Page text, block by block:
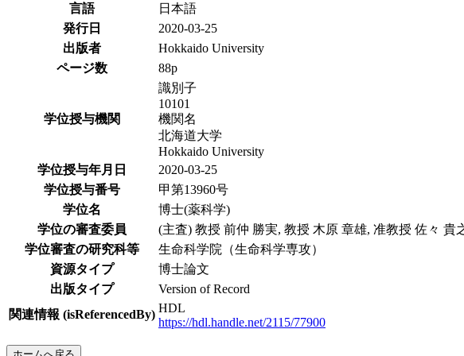
言語
日本語
発行日
2020-03-25
出版者
Hokkaido University
ページ数
88p
学位授与機関
識別子
10101
機関名
北海道大学
Hokkaido University
学位授与年月日
2020-03-25
学位授与番号
甲第13960号
学位名
博士(薬科学)
学位の審査委員
(主査) 教授 前仲 勝実, 教授 木原 章雄, 准教授 佐々 貴
学位審査の研究科等
生命科学院（生命科学専攻）
資源タイプ
博士論文
出版タイプ
Version of Record
関連情報 (isReferencedBy) HDL
https://hdl.handle.net/2115/77900